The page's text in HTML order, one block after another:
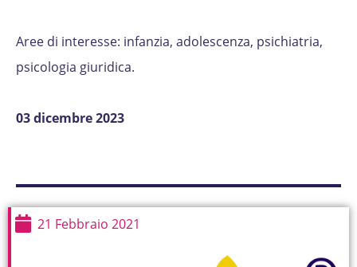
Aree di interesse: infanzia, adolescenza, psichiatria,
psicologia giuridica.
03 dicembre 2023
21 Febbraio 2021